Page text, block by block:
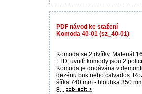
PDF návod ke stažení
Komoda 40-01 (sz_40-01)
Komoda se 2 dvířky. Materiál
LTD, uvnitř komody jsou 2
Komoda je dodávána v
dezénu buk nebo calvados.
šířka 740 mm - hloubka 350
8...